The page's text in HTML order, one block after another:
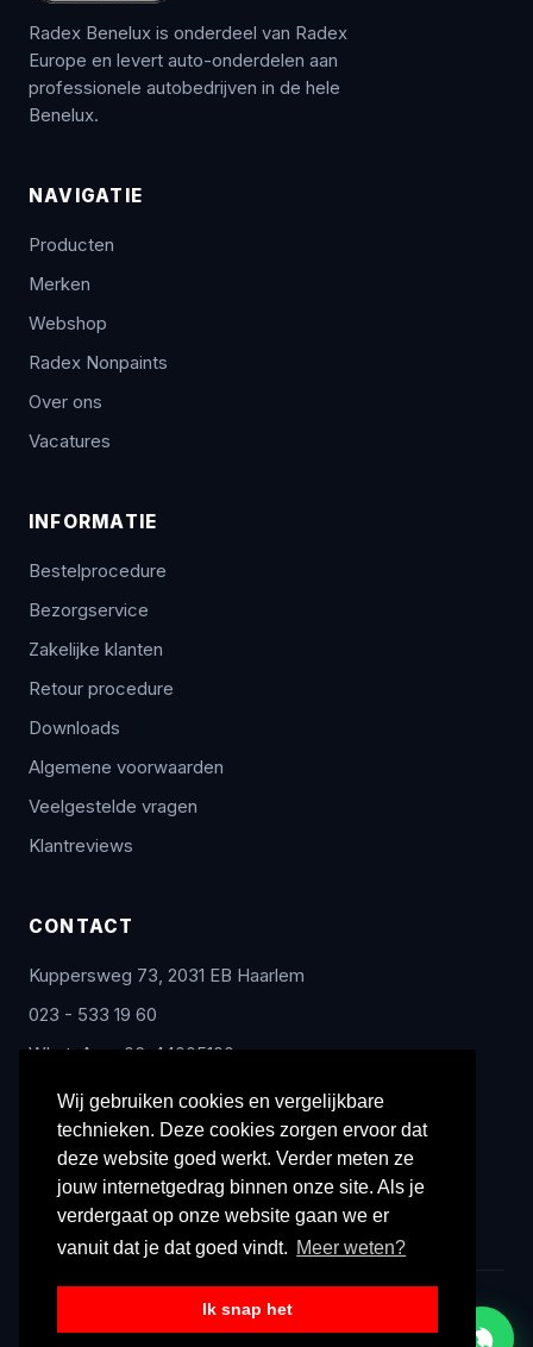
Wij gebruiken cookies en vergelijkbare
technieken. Deze cookies zorgen ervoor dat
deze website goed werkt. Verder meten ze
jouw internetgedrag binnen onze site. Als je
verdergaat op onze website gaan we er
vanuit dat je dat goed vindt. Meer weten?
Ik snap het
Radex Benelux is onderdeel van Radex
Europe en levert auto-onderdelen aan
professionele autobedrijven in de hele
Benelux.
NAVIGATIE
Producten
Merken
Webshop
Radex Nonpaints
Over ons
Vacatures
INFORMATIE
Bestelprocedure
Bezorgservice
Zakelijke klanten
Retour procedure
Downloads
Algemene voorwaarden
Veelgestelde vragen
Klantreviews
CONTACT
Kuppersweg 73, 2031 EB Haarlem
023 - 533 19 60
WhatsApp: 06-44005100
info@radex-benelux.nl
Ma – Vrij: 9:00 – 17:00
© 2026 Radex Benelux. Alle rechten voorbehouden.